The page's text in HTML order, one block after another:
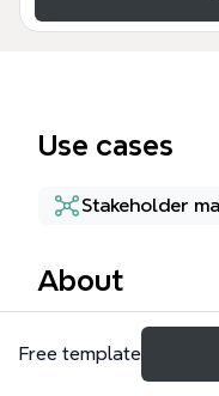
Use cases
Stakeholder
About
詩乃さん人脈マッ
な人間関係やビジネ
Free template